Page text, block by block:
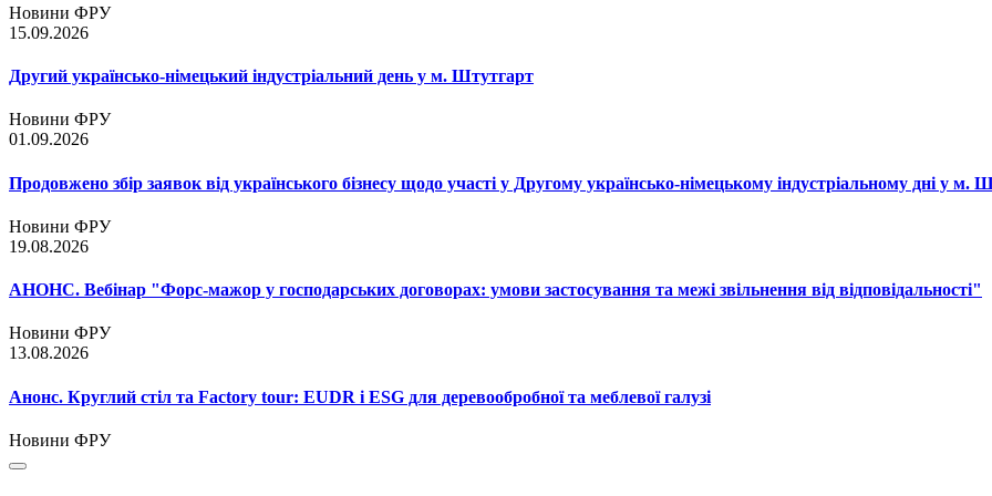
Новини ФРУ
15.09.2026
Другий українсько-німецький індустріальний день у м. Штутгарт
Новини ФРУ
01.09.2026
Продовжено збір заявок від українського бізнесу щодо участі у Другому українсько-німецькому індустріальному дні у м.
Новини ФРУ
19.08.2026
АНОНС. Вебінар "Форс-мажор у господарських договорах: умови застосування та межі звільнення від відповідальності"
Новини ФРУ
13.08.2026
Анонс. Круглий стіл та Factory tour: EUDR і ESG для деревообробної та меблевої галузі
Новини ФРУ